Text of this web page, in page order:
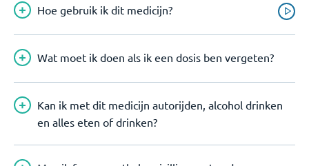
Hoe gebruik ik dit medicijn?
Wat moet ik doen als ik een dosis ben vergeten?
Kan ik met dit medicijn autorijden, alcohol drinken
en alles eten of drinken?